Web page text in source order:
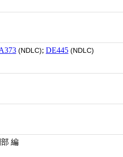
(NDLC); DE445 (NDLC)
編